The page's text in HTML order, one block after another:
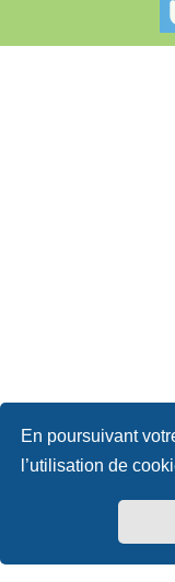
En poursuivant
l’utilisation de